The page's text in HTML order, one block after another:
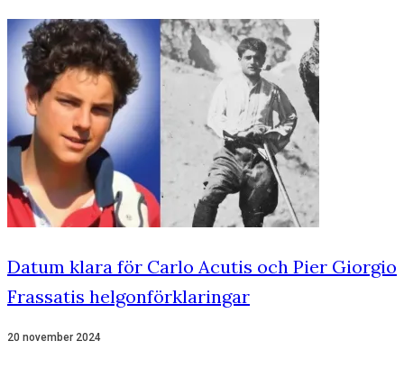
Datum klara för Carlo Acutis och Pier Giorgio
Frassatis helgonförklaringar
20 november 2024